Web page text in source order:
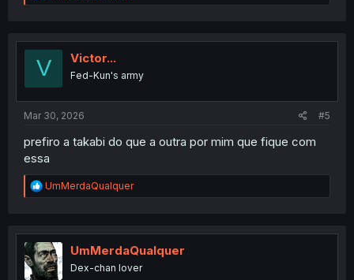
e
t
o
V Victor...
Fed-Kun's army
Mar 30, 2026 #5
prefiro a takabi do que a outra por mim que fique com
essa
R
e
t
i
o
n
UmMerdaQualquer
UmMerdaQualquer
Dex-chan lover